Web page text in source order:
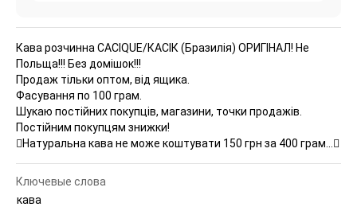
Кава розчинна CACIQUE/КАСІК (Бразилія) ОРИГІНАЛ! Не
Польща!!! Без домішок!!!
Продаж тільки оптом, від ящика.
Фасування по 100 грам.
Шукаю постійних покупців, магазини, точки продажів.
Постійним покупцям знижки!
Натуральна кава не може коштувати 150 грн за 400 грам…
Ключевые слова
кава